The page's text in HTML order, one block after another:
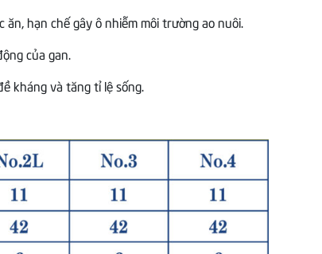
hạn chế gây ô nhiễm môi trường ao nuôi.
của gan.
kháng và tăng tỉ lệ sống.